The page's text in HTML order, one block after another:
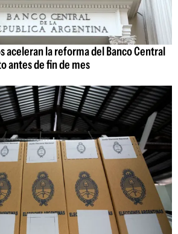
aceleran la reforma del Banco Central
antes de fin de mes